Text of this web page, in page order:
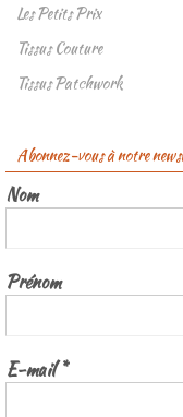
Les Petits Prix
Tissus Couture
Tissus Patchwork
Abonnez-vous à notre
Nom
Prénom
E-mail*